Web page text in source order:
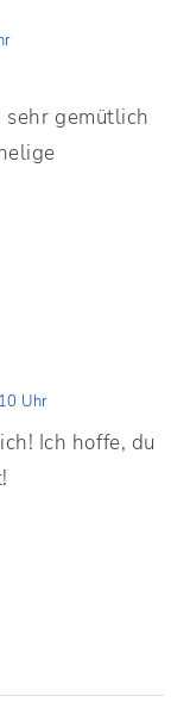
gemütlich
Uhr
Ich hoffe, du